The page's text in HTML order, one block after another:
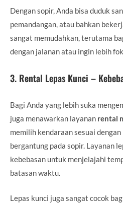
Dengan sopir, Anda bisa duduk
pemandangan, atau bahkan
sangat memudahkan, terutama
dengan jalanan atau ingin lebih
3. Rental Lepas Kunci –
Bagi Anda yang lebih suka
juga menawarkan layanan rental
memilih kendaraan sesuai
bergantung pada sopir. Layanan
kebebasan untuk menjelajahi
batasan waktu.
Lepas kunci juga sangat cocok